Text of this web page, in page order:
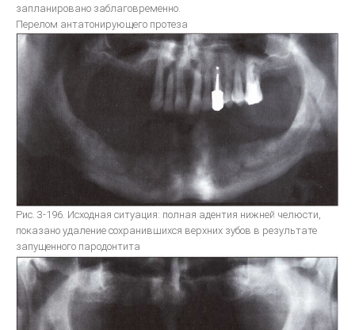
запланировано заблаговременно.
Перелом антатонирующего протеза
Рис. 3-196. Исходная ситуация: полная адентия нижней челюсти,
показано удаление сохранившихся верхних зубов в результате
запущенного пародонтита